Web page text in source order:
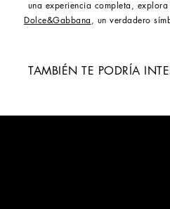
una experiencia completa, explora
Dolce&Gabbana
, un verdadero
TAMBIÉN TE PODRÍA